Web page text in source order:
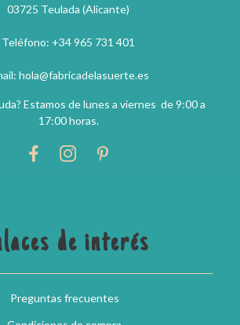
03725 Teulada (Alicante)
Teléfono: +34 965 731 401
hola@fabricadelasuerte.es
Estamos de lunes a viernes de 9:00 a
17:00 horas.
de interés
Preguntas frecuentes